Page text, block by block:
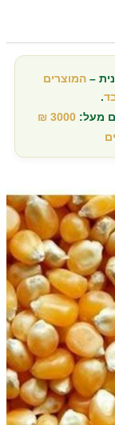
–המוצרים
.
מעל: 3000 ₪